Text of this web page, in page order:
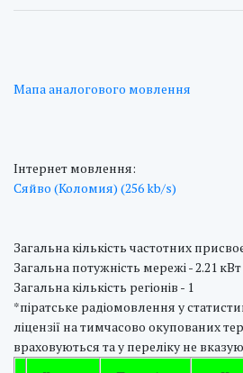
Мапа аналогового мовлення
Інтернет мовлення:
Сяйво (Коломия) (256 kb/s)
Загальна кількість частотних
Загальна потужність мережі - 2.21 кВт
Загальна кількість регіонів - 1
*піратське радіомовлення у
ліцензії на тимчасово окупованих
враховуються та у переліку не